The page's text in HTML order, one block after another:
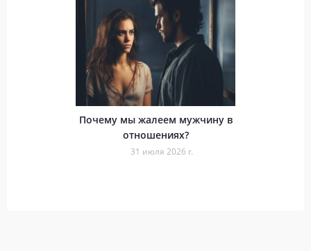
Почему мы жалеем мужчину в
отношениях?
31 июля 2026 г.